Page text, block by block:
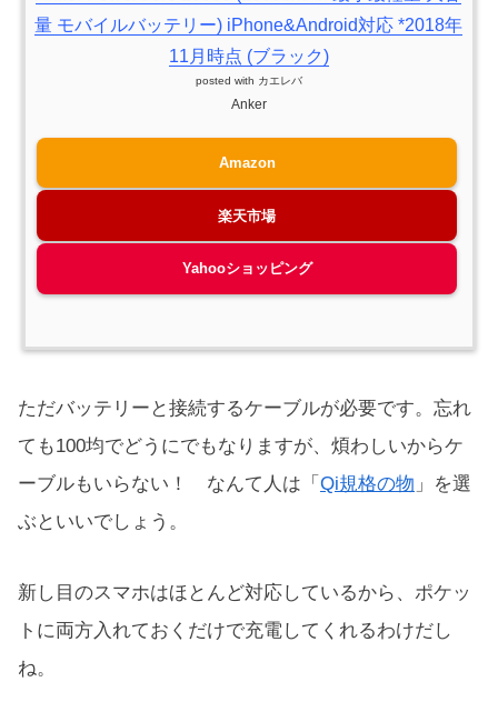
量 モバイルバッテリー) iPhone&Android対応 *2018年
11月時点 (ブラック)
posted with カエレバ
Anker
Amazon
楽天市場
Yahooショッピング
ただバッテリーと接続するケーブルが必要です。忘れ
ても100均でどうにでもなりますが、煩わしいからケ
ーブルもいらない！ なんて人は「 Qi規格の物 」を選
ぶといいでしょう。
新し目のスマホはほとんど対応しているから、ポケッ
トに両方入れておくだけで充電してくれるわけだし
ね。